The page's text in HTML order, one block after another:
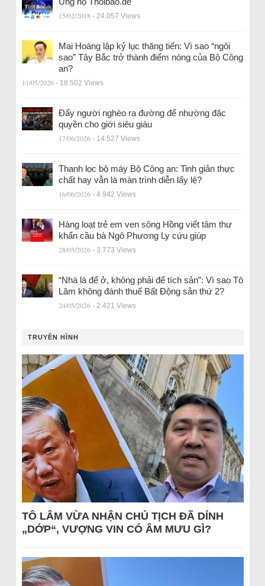
15/02/2018 - 24.057 Views
Mai Hoàng lập kỷ lục thăng tiến: Vì sao “ngôi
sao” Tây Bắc trở thành điểm nóng của Bộ Công
an?
11/05/2026 - 18.502 Views
Đẩy người nghèo ra đường để nhường đặc
quyền cho giới siêu giàu
17/06/2026 - 14.527 Views
Thanh lọc bộ máy Bộ Công an: Tinh giản thực
chất hay vẫn là màn trình diễn lấy lệ?
16/06/2026 - 4.942 Views
Hàng loạt trẻ em ven sông Hồng viết tâm thư
khẩn cầu bà Ngô Phương Ly cứu giúp
28/05/2026 - 3.773 Views
“Nhà là để ở, không phải để tích sản”: Vì sao Tô
Lâm không đánh thuế Bất Động sản thứ 2?
24/05/2026 - 2.421 Views
TRUYỀN HÌNH
TÔ LÂM VỪA NHẬN CHỦ TỊCH ĐÃ DÍNH
„DỚP“, VƯỢNG VIN CÓ ÂM MƯU GÌ?